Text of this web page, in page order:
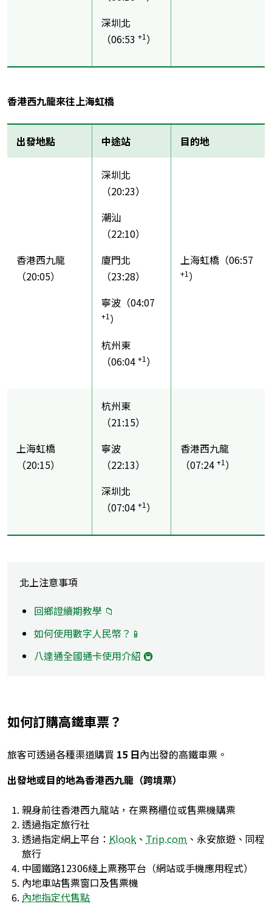
深圳北
（06:53 +1 ）
香港西九龍來往上海虹橋
出發地點 中途站 目的地
香港西九龍
（20:05）
深圳北
（20:23）
潮汕
（22:10）
廈門北
（23:28）
寧波（04:07
+1 ）
杭州東
（06:04 +1 ）
上海虹橋（06:57
+1 ）
上海虹橋
（20:15）
杭州東
（21:15）
寧波
（22:13）
深圳北
（07:04 +1 ）
香港西九龍
（07:24 +1 ）
北上注意事項
回鄉證續期教學 📁
如何使用數字人民幣？📱
八達通全國通卡使用介紹 🚇
如何訂購高鐵車票？
旅客可透過各種渠道購買 15 日內出發的高鐵車票。
出發地或目的地為香港西九龍（跨境票）
親身前往香港西九龍站，在票務櫃位或售票機購票
透過指定旅行社
透過指定網上平台： Klook 、 Trip.com 、永安旅遊、同程
旅行
中國鐵路12306綫上票務平台（網站或手機應用程式）
內地車站售票窗口及售票機
內地指定代售點